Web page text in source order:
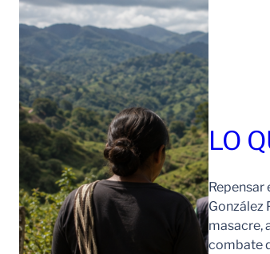
LO
Repensar
González
masacre,
combate